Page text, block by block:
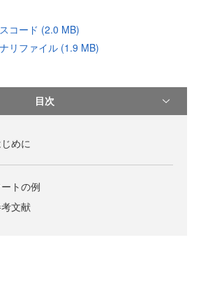
コード (2.0 MB)
リファイル (1.9 MB)
目次
めに
ートの例
文献